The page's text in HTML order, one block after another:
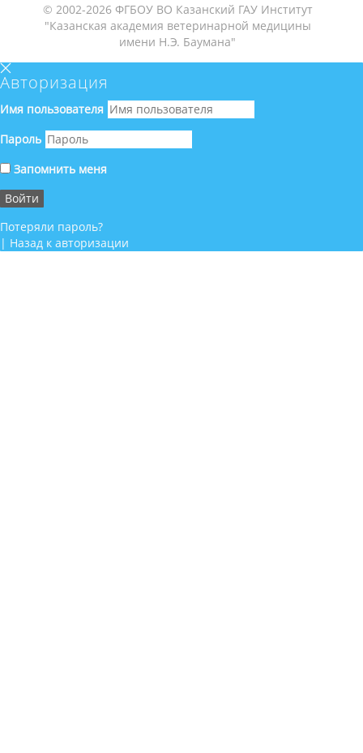
© 2002-2026 ФГБОУ ВО Казанский ГАУ Институт
"Казанская академия ветеринарной медицины
имени Н.Э. Баумана"
Авторизация
Имя пользователя
Пароль
Запомнить меня
Потеряли пароль?
| Назад к авторизации